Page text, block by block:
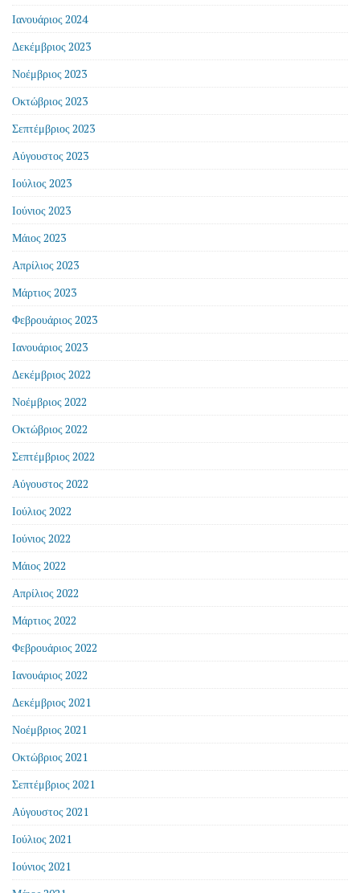
Ιανουάριος 2024
Δεκέμβριος 2023
Νοέμβριος 2023
Οκτώβριος 2023
Σεπτέμβριος 2023
Αύγουστος 2023
Ιούλιος 2023
Ιούνιος 2023
Μάιος 2023
Απρίλιος 2023
Μάρτιος 2023
Φεβρουάριος 2023
Ιανουάριος 2023
Δεκέμβριος 2022
Νοέμβριος 2022
Οκτώβριος 2022
Σεπτέμβριος 2022
Αύγουστος 2022
Ιούλιος 2022
Ιούνιος 2022
Μάιος 2022
Απρίλιος 2022
Μάρτιος 2022
Φεβρουάριος 2022
Ιανουάριος 2022
Δεκέμβριος 2021
Νοέμβριος 2021
Οκτώβριος 2021
Σεπτέμβριος 2021
Αύγουστος 2021
Ιούλιος 2021
Ιούνιος 2021